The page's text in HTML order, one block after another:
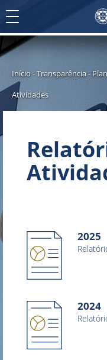
Toggle
navigation
Início-Transparência -
Atividades
2025
2024